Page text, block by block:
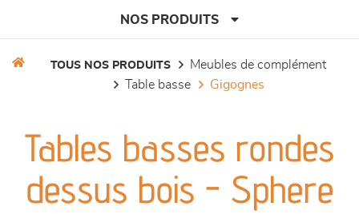
NOS PRODUITS
séjours
meubles de complément
TOUS NOS PRODUITS
meubles de complément
table basse
gigognes
Tables basses rondes
dessus bois - Sphere